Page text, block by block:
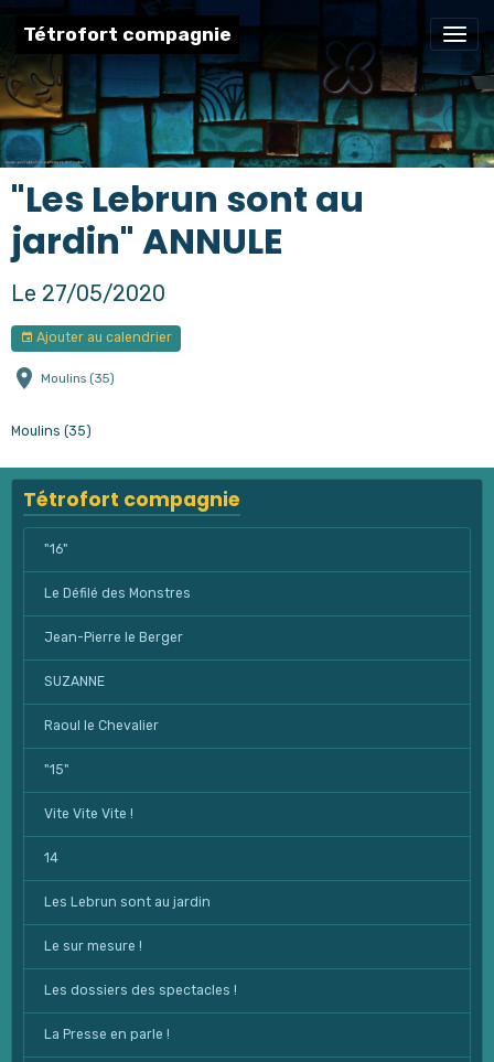
Tétrofort compagnie
"Les Lebrun sont au
jardin" ANNULE
Le 27/05/2020
Ajouter au calendrier
Moulins (35)
Moulins (35)
Tétrofort compagnie
"16"
Le Défilé des Monstres
Jean-Pierre le Berger
SUZANNE
Raoul le Chevalier
"15"
Vite Vite Vite !
14
Les Lebrun sont au jardin
Le sur mesure !
Les dossiers des spectacles !
La Presse en parle !